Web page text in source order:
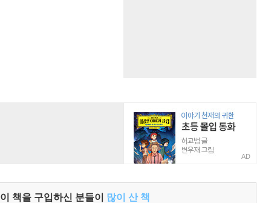
AD
이 책을 구입하신 분들이 많이 산 책